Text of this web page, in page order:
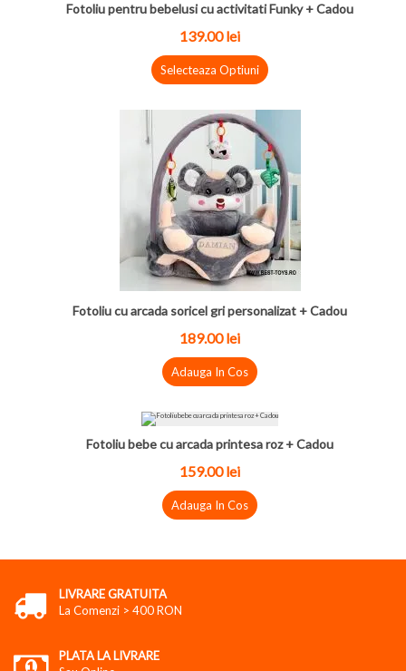
Fotoliu pentru bebelusi cu activitati Funky + Cadou
139.00lei
Selecteaza Optiuni
Fotoliu cu arcada soricel gri personalizat + Cadou
189.00lei
Adauga In Cos
Fotoliu bebe cu arcada printesa roz + Cadou
159.00lei
Adauga In Cos
LIVRARE GRATUITA
La Comenzi > 400 RON
PLATA LA LIVRARE